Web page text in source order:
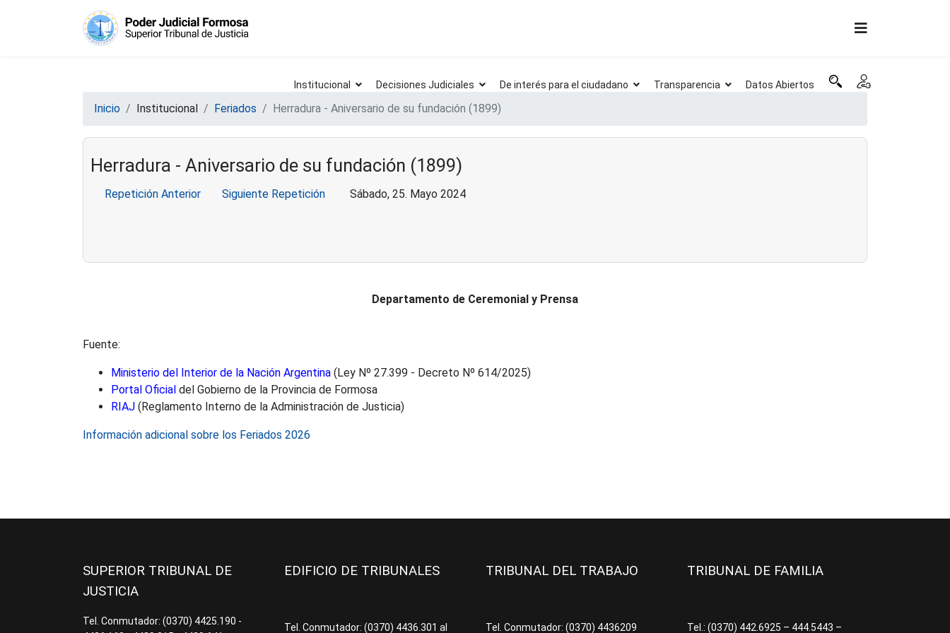
Institucional Decisiones Judiciales De interés para el ciudadano Transparencia Datos Abiertos
Inicio Institucional Feriados Herradura - Aniversario de su fundación (1899)
Herradura - Aniversario de su fundación (1899)
Sábado, 25. Mayo 2024
Repetición Anterior Siguiente Repetición
Departamento de Ceremonial y Prensa
Fuente:
Ministerio del Interior de la Nación Argentina (Ley Nº 27.399 - Decreto Nº 614/2025)
Portal Oficial del Gobierno de la Provincia de Formosa
RIAJ (Reglamento Interno de la Administración de Justicia)
Información adicional sobre los Feriados 2026
SUPERIOR TRIBUNAL DE
JUSTICIA
Tel. Conmutador: (0370) 4425.190 -
EDIFICIO DE TRIBUNALES
Tel. Conmutador: (0370) 4436.301 al
TRIBUNAL DEL TRABAJO
Tel. Conmutador: (0370) 4436209
TRIBUNAL DE FAMILIA
Tel.: (0370) 442.6925 – 444.5443 –